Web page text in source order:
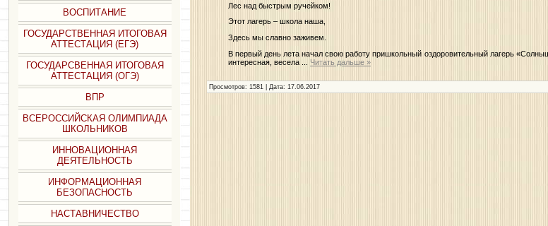
ВОСПИТАНИЕ
ГОСУДАРСТВЕННАЯ ИТОГОВАЯ
АТТЕСТАЦИЯ (ЕГЭ)
ГОСУДАРСВЕННАЯ ИТОГОВАЯ
АТТЕСТАЦИЯ (ОГЭ)
ВПР
ВСЕРОССИЙСКАЯ ОЛИМПИАДА
ШКОЛЬНИКОВ
ИННОВАЦИОННАЯ
ДЕЯТЕЛЬНОСТЬ
ИНФОРМАЦИОННАЯ
БЕЗОПАСНОСТЬ
НАСТАВНИЧЕСТВО
Лес над быстрым ручейком!
Этот лагерь – школа наша,
Здесь мы славно заживем.
В первый день лета начал свою работу пришкольный оздоровительный лагерь
интересная, весела
Читать дальше »
Просмотров: 1581 | Дата:17.06.2017